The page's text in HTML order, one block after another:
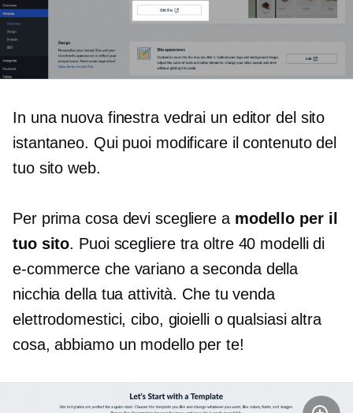
In una nuova finestra vedrai un editor del sito
istantaneo. Qui puoi modificare il contenuto del
tuo sito web.
Per prima cosa devi scegliere a modello per il
tuo sito. Puoi scegliere tra oltre 40 modelli di
e-commerce che variano a seconda della
nicchia della tua attività. Che tu venda
elettrodomestici, cibo, gioielli o qualsiasi altra
cosa, abbiamo un modello per te!